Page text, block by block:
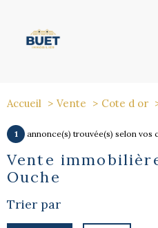
Accueil Vente Cote d or
1 annonce(s) trouvée(s) selon vos
Vente
Ouche
Trier par